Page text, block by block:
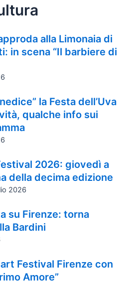
alla Limonaia di
in scena “Il barbiere di
la Festa dell’Uva
qualche info sui
2026: giovedì a
della decima edizione
2026
su Firenze: torna
Bardini
Festival Firenze con
Amore”